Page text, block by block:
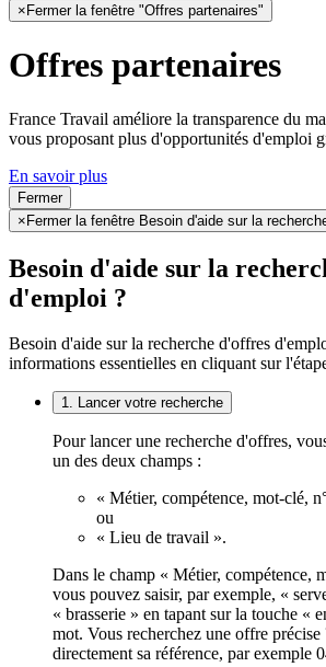
× Fermer la fenêtre "Offres partenaires"
Offres partenaires
France Travail améliore la transparence du
vous proposant plus d'opportunités d'emploi
En savoir plus
Fermer
×Fermer la fenêtre Besoin d'aide sur la
Besoin d'aide sur la
d'emploi ?
Besoin d'aide sur la recherche d'offres
informations essentielles en cliquant sur
1. Lancer votre recherche
Pour lancer une recherche d'offres,
un des deux champs :
« Métier, compétence, mot-clé,
ou
« Lieu de travail ».
Dans le champ « Métier, compétence,
vous pouvez saisir, par exemple, «
« brasserie » en tapant sur la touche «
mot. Vous recherchez une offre précise
directement sa référence, par exemple